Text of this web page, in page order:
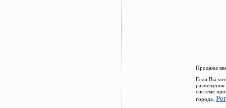
Продажа
Если Вы
системе
города.